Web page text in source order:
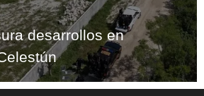
desarrollos en